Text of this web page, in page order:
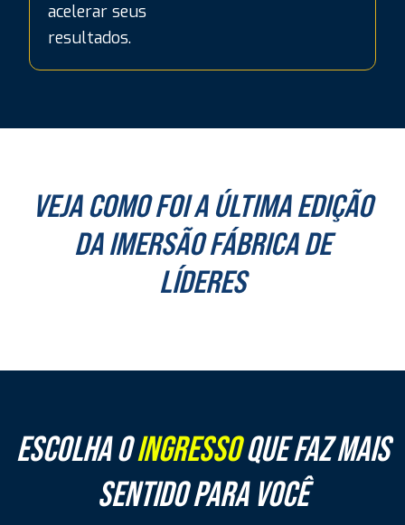
acelerar seus
resultados.
VEJA COMO FOI A ÚLTIMA EDIÇÃO
DA IMERSÃO FÁBRICA DE
LÍDERES
Escolha oingressoque faz mais
sentido para você